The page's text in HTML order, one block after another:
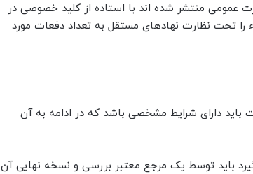
عمومی منتشر شده اند با استاده از کلید خصوصی در
را تحت نظارت نهادهای مستقل به تعداد دفعات مورد
باید دارای شرایط مشخصی باشد که در ادامه به آن
میگیرد باید توسط یک مرجع معتبر بررسی و نسخه نهایی آن